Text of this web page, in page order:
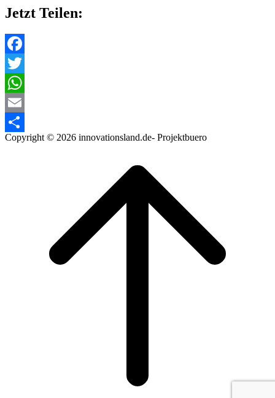
Jetzt Teilen:
Facebook
Twitter
WhatsApp
Email
Teilen
Copyright © 2026 innovationsland.de- Projektbuero